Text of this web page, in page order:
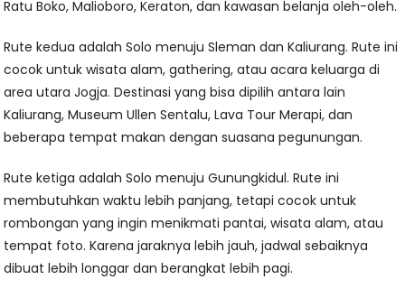
Ratu Boko, Malioboro, Keraton, dan kawasan belanja oleh-oleh.
Rute kedua adalah Solo menuju Sleman dan Kaliurang. Rute ini
cocok untuk wisata alam, gathering, atau acara keluarga di
area utara Jogja. Destinasi yang bisa dipilih antara lain
Kaliurang, Museum Ullen Sentalu, Lava Tour Merapi, dan
beberapa tempat makan dengan suasana pegunungan.
Rute ketiga adalah Solo menuju Gunungkidul. Rute ini
membutuhkan waktu lebih panjang, tetapi cocok untuk
rombongan yang ingin menikmati pantai, wisata alam, atau
tempat foto. Karena jaraknya lebih jauh, jadwal sebaiknya
dibuat lebih longgar dan berangkat lebih pagi.